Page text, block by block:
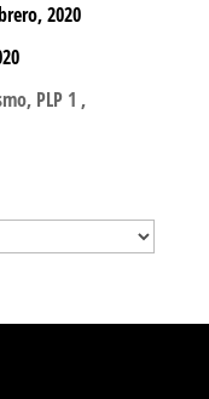
2020
PLP 1 ,